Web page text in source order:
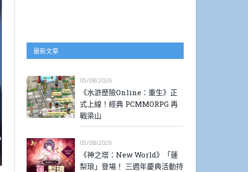
最新文章
05/08/2026
《水滸歷險Online：重生》正
式上線！經典 PCMMORPG 再
戰梁山
05/08/2026
《神之塔：New World》「蓮
梨琅」登場！ 三週年慶典活動持